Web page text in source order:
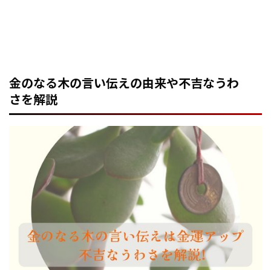
金のなる木の言い伝えの由来や不吉なうわ
さを解説